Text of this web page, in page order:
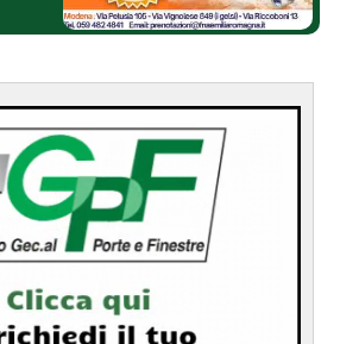
SOSTIENI LA PRESSA
CONOSCI LA PRESSA
COOKIE POLICY
PRIVACY POLICY
FEED RSS
MAPPA DEL SITO
NORMATIVE
DEONTOLOGICHE